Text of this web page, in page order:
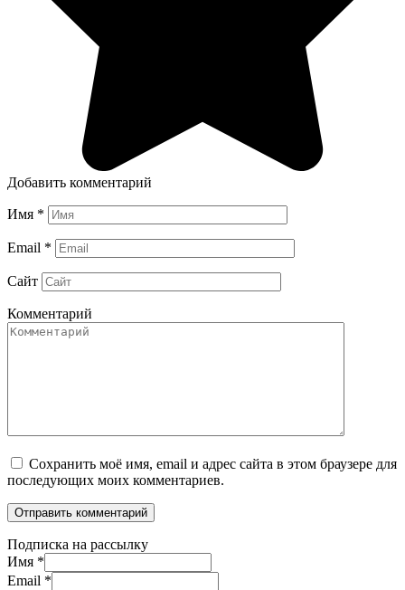
Добавить комментарий
Имя *
Email *
Сайт
Комментарий
Сохранить моё имя, email и адрес сайта в этом браузере для
последующих моих комментариев.
Подписка на рассылку
Имя *
Email *